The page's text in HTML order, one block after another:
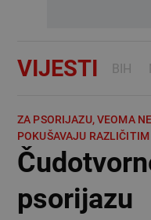
VIJESTI BIH
ZA PSORIJAZU, VEOMA
POKUŠAVAJU
psorijazu